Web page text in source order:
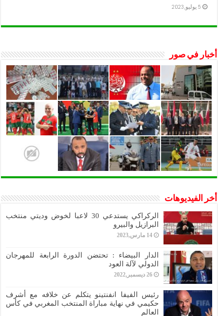
5 يوليو,2023
أخبار في صور
أخر الفيديوهات
الركراكي يستدعي 30 لاعبا لخوض وديتي منتخب
البرازيل والبيرو
14 مارس,2023
الدار البيضاء : تحتضن الدورة الرابعة للمهرجان
الدولي لآلة العود
26 ديسمبر,2022
رئيس الفيفا انفنتينو يتكلم عن خلافه مع أشرف
حكيمي في نهاية مباراة المنتخب المغربي في كأس
العالم